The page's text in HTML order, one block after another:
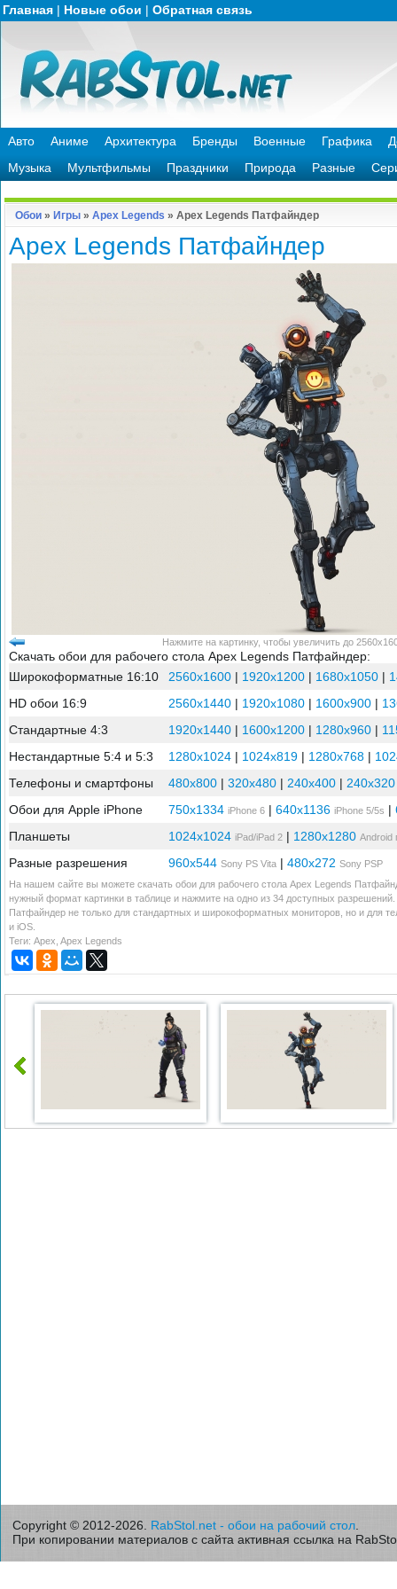
Главная | Новые обои | Обратная связь
Авто Аниме Архитектура Бренды Военные Графика
Музыка
Мультфильмы Праздники Природа Разные
Обои » Игры » Apex Legends » Apex Legends Патфайндер
Apex Legends Патфайндер
Нажмите на картинку, чтобы увеличить до
Скачать обои для рабочего стола Apex Legends Патфайндер:
Широкоформатные 16:10
2560x1600 | 1920x1200 | 1680x1050 |
HD обои 16:9
2560x1440 | 1920x1080 | 1600x900 |
Стандартные 4:3
1920x1440 | 1600x1200 | 1280x960 |
Нестандартные 5:4 и 5:3
1280x1024 | 1024x819 | 1280x768 |
Телефоны и смартфоны
480x800 | 320x480 | 240x400 | 240x320
Обои для Apple iPhone
750x1334 iPhone 6 | 640x1136 iPhone 5/5s |
Планшеты
1024x1024 iPad/iPad 2 | 1280x1280 Android
Разные разрешения 960x544 Sony PS Vita | 480x272 Sony PSP
На нашем сайте вы можете скачать обои для рабочего стола Apex Legends
нужный формат картинки в таблице и нажмите на одно из 34 доступных
Патфайндер не только для стандартных и широкоформатных мониторов, но и для
и iOS.
Теги: Apex Apex Legends
Copyright © 2012-2026. RabStol.net - обои на рабочий стол
При копировании материалов с сайта активная ссылка на